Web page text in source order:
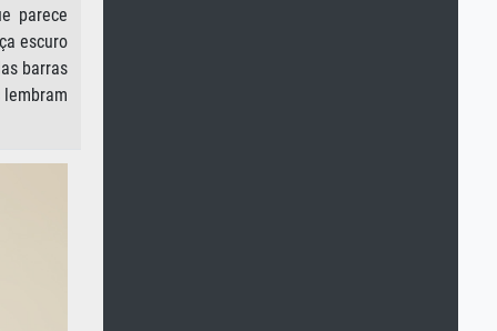
parece
escuro
barras